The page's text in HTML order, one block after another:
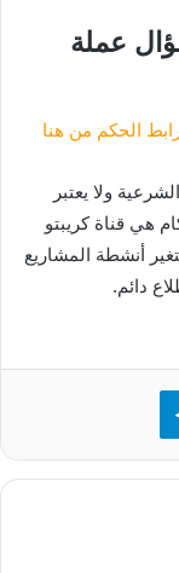
عملة
الحكم من هنا
ولا يعتبر
هي قناة كريبتو
أنشطة المشاريع
دائم.
تيلقرام